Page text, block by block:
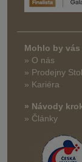
Mohlo by vás
» O nás
» Prodejny
» Kariéra
» Návody
» Články